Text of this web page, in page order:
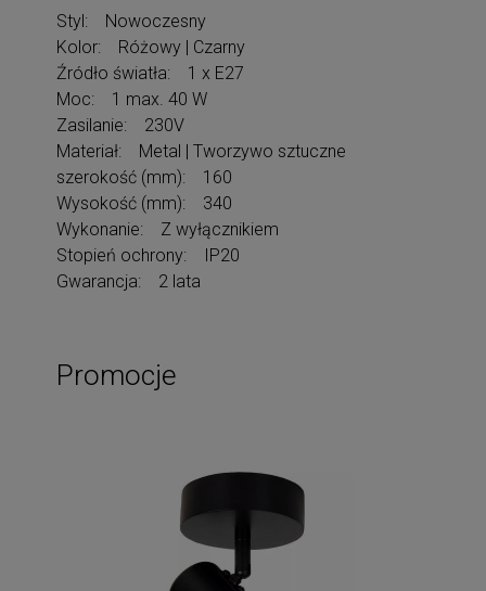
Styl: Nowoczesny
Kolor: Różowy | Czarny
Źródło światła: 1 x E27
Moc: 1 max. 40 W
Zasilanie: 230V
Materiał: Metal | Tworzywo sztuczne
szerokość (mm): 160
Wysokość (mm): 340
Wykonanie: Z wyłącznikiem
Stopień ochrony: IP20
Gwarancja: 2 lata
Promocje